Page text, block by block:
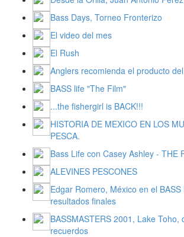
Bass Days, Torneo Fronterizo
El video del mes
El Rush
Anglers recomienda el producto
BASS life "The Film"
...the fishergirl is BACK!!!
HISTORIA DE MEXICO EN LOS
PESCA.
Bass Life con Casey Ashley - THE
ALEVINES PESCONES
Edgar Romero, México en el BASS
resultados finales
BASSMASTERS 2001, Lake Toho,
recuerdos